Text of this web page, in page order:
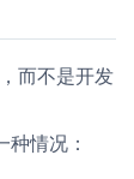
而不是开发
情况：